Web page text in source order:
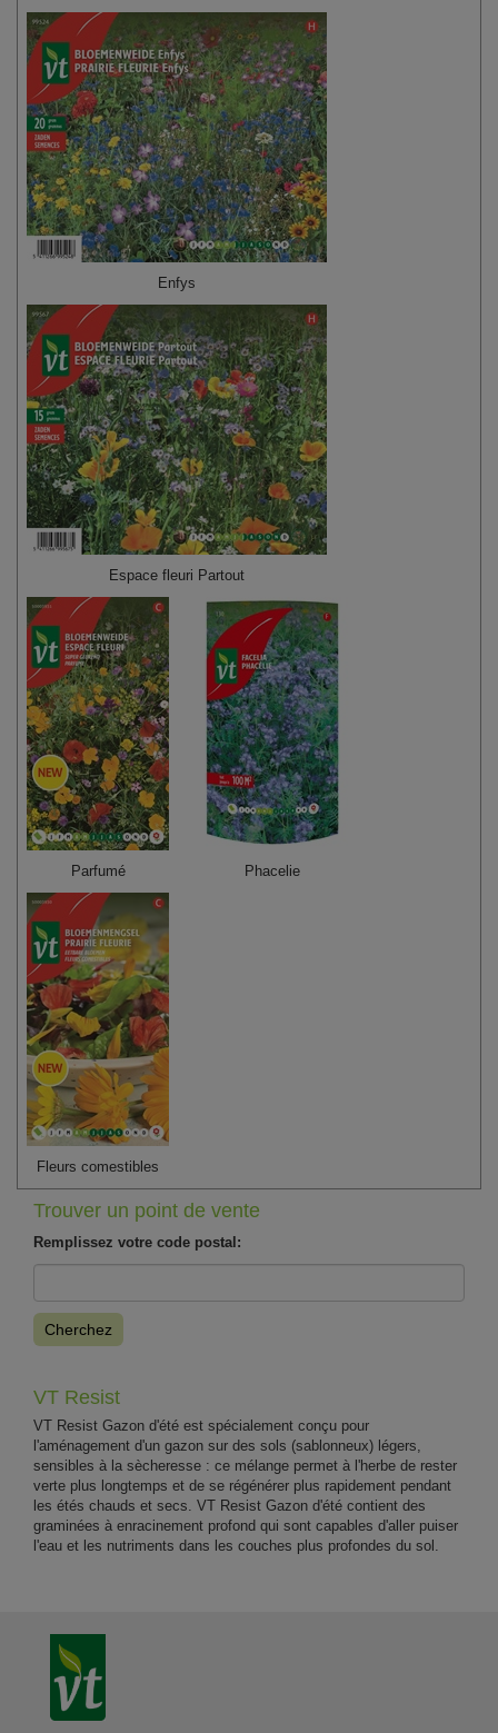
Enfys
Espace fleuri Partout
Parfumé Phacelie
Fleurs comestibles
Trouver un point de vente
Remplissez votre code postal:
Cherchez
VT Resist
VT Resist Gazon d'été est spécialement conçu pour
l'aménagement d'un gazon sur des sols (sablonneux) légers,
sensibles à la sècheresse : ce mélange permet à l'herbe de rester
verte plus longtemps et de se régénérer plus rapidement pendant
les étés chauds et secs. VT Resist Gazon d'été contient des
graminées à enracinement profond qui sont capables d'aller puiser
l'eau et les nutriments dans les couches plus profondes du sol.